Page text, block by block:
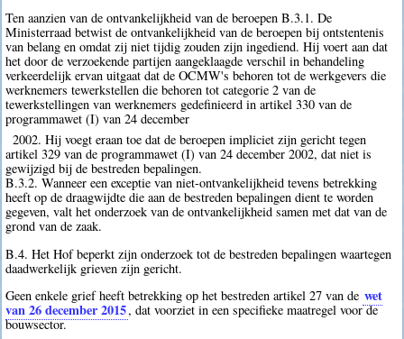
Ten aanzien van de ontvankelijkheid van de beroepen B.3.1. De
Ministerraad betwist de ontvankelijkheid van de beroepen bij ontstentenis
van belang en omdat zij niet tijdig zouden zijn ingediend. Hij voert aan dat
het door de verzoekende partijen aangeklaagde verschil in behandeling
verkeerdelijk ervan uitgaat dat de OCMW's behoren tot de werkgevers die
werknemers tewerkstellen die behoren tot categorie 2 van de
tewerkstellingen van werknemers gedefinieerd in artikel 330 van de
programmawet (I) van 24 december
2002. Hij voegt eraan toe dat de beroepen impliciet zijn gericht tegen
artikel 329 van de programmawet (I) van 24 december 2002, dat niet is
gewijzigd bij de bestreden bepalingen.
B.3.2. Wanneer een exceptie van niet-ontvankelijkheid tevens betrekking
heeft op de draagwijdte die aan de bestreden bepalingen dient te worden
gegeven, valt het onderzoek van de ontvankelijkheid samen met dat van de
grond van de zaak.
B.4. Het Hof beperkt zijn onderzoek tot de bestreden bepalingen waartegen
daadwerkelijk grieven zijn gericht.
Geen enkele grief heeft betrekking op het bestreden artikel 27 van de wet
van 26 december 2015, dat voorziet in een specifieke maatregel voor de
bouwsector.